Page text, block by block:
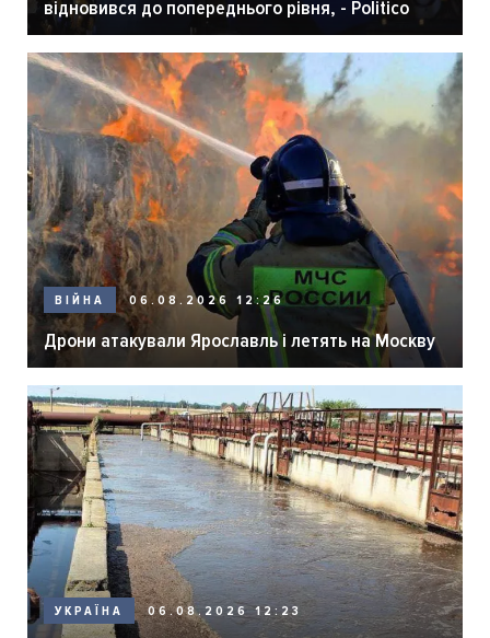
відновився до попереднього рівня, - Politico
ВІЙНА 06.08.2026 12:26
Дрони атакували Ярославль і летять на Москву
УКРАЇНА 06.08.2026 12:23